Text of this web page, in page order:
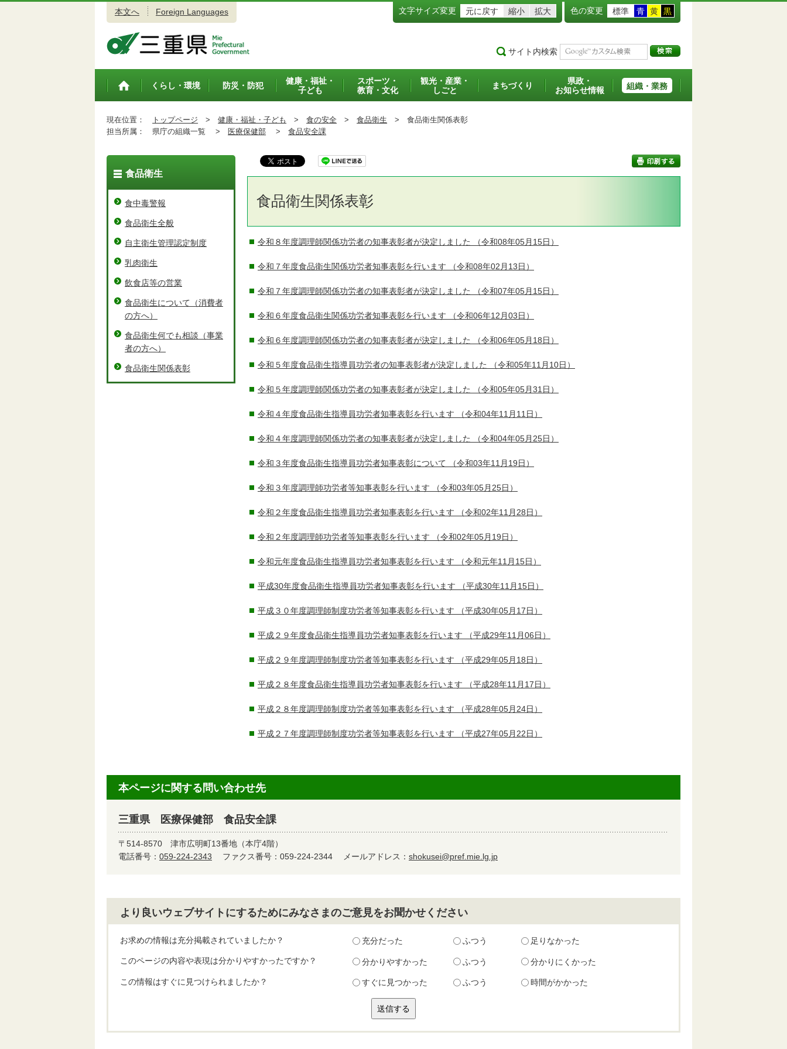
本文へ Foreign Languages 文字サイズ変更 元に戻す 縮小 拡大 色の変更 標準 青 黄 黒
サイト内検索
トップペ
くらし・環境 防災・防犯
健康・福祉・
子ども
スポーツ・
教育・文化
観光・産業・
しごと
まちづくり
県政・
お知らせ情報
組織・業務
現在位置： トップページ > 健康・福祉・子ども > 食の安全 > 食品衛生 > 食品衛生関係表彰
担当所属：
県庁の組織一覧 > 医療保健部 > 食品安全課
食品衛生関係表彰
令和８年度調理師関係功労者の知事表彰者が決定しました （令和08年05月15日）
令和７年度食品衛生関係功労者知事表彰を行います （令和08年02月13日）
令和７年度調理師関係功労者の知事表彰者が決定しました （令和07年05月15日）
令和６年度食品衛生関係功労者知事表彰を行います （令和06年12月03日）
令和６年度調理師関係功労者の知事表彰者が決定しました （令和06年05月18日）
令和５年度食品衛生指導員功労者の知事表彰者が決定しました （令和05年11月10日）
令和５年度調理師関係功労者の知事表彰者が決定しました （令和05年05月31日）
令和４年度食品衛生指導員功労者知事表彰を行います （令和04年11月11日）
令和４年度調理師関係功労者の知事表彰者が決定しました （令和04年05月25日）
令和３年度食品衛生指導員功労者知事表彰について （令和03年11月19日）
令和３年度調理師功労者等知事表彰を行います （令和03年05月25日）
令和２年度食品衛生指導員功労者知事表彰を行います （令和02年11月28日）
令和２年度調理師功労者等知事表彰を行います （令和02年05月19日）
令和元年度食品衛生指導員功労者知事表彰を行います （令和元年11月15日）
平成30年度食品衛生指導員功労者知事表彰を行います （平成30年11月15日）
平成３０年度調理師制度功労者等知事表彰を行います （平成30年05月17日）
平成２９年度食品衛生指導員功労者知事表彰を行います （平成29年11月06日）
平成２９年度調理師制度功労者等知事表彰を行います （平成29年05月18日）
平成２８年度食品衛生指導員功労者知事表彰を行います （平成28年11月17日）
平成２８年度調理師制度功労者等知事表彰を行います （平成28年05月24日）
平成２７年度調理師制度功労者等知事表彰を行います （平成27年05月22日）
食品衛生
食中毒警報
食品衛生全般
自主衛生管理認定制度
乳肉衛生
飲食店等の営業
食品衛生について（消費者
の方へ）
食品衛生何でも相談（事業
者の方へ）
食品衛生関係表彰
本ページに関する問い合わせ先
三重県 医療保健部 食品安全課
〒514-8570 津市広明町13番地（本庁4階）
電話番号： 059-224-2343 ファクス番号：059-224-2344 メールアドレス： shokusei@pref.mie.lg.jp
より良いウェブサイトにするためにみなさまのご意見をお聞かせください
お求めの情報は充分掲載されていましたか？ 充分だった ふつう 足りなかった
このページの内容や表現は分かりやすかったですか？ 分かりやすかった ふつう 分かりにくかった
この情報はすぐに見つけられましたか？ すぐに見つかった ふつう 時間がかかった